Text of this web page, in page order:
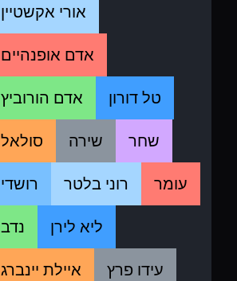
אורי אקשטיין
אדם אופנהיים
אדם הורוביץ
טל דורון
סולאל
שירה
שחר
רושדי
רוני בלטר
עומר
נדב
ליא לירן
איילת יינברג
עידו פרץ